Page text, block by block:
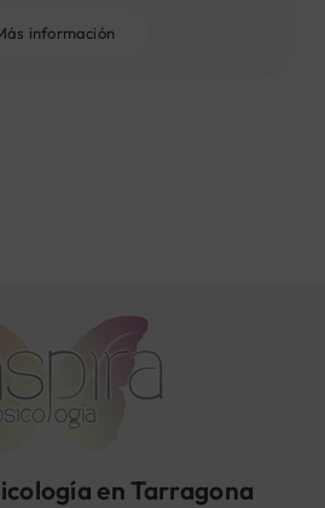
información
en Tarragona